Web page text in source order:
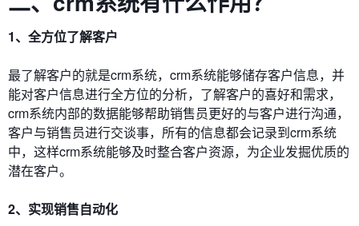
1、全方位了解客户
最了解客户的就是crm系统，crm系统能够储存客户信息，并
能对客户信息进行全方位的分析，了解客户的喜好和需求，
crm系统内部的数据能够帮助销售员更好的与客户进行沟通，
客户与销售员进行交谈事，所有的信息都会记录到crm系统
中，这样crm系统能够及时整合客户资源，为企业发掘优质的
潜在客户。
2、实现销售自动化